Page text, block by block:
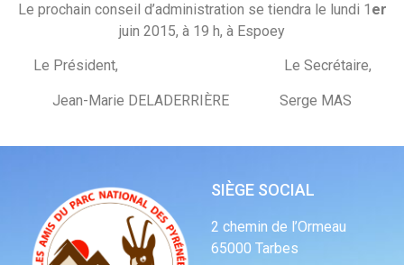
Le prochain conseil d’administration se tiendra le lundi 1 er
juin 2015, à 19 h, à Espoey
Le Président, Le Secrétaire,
Jean-Marie DELADERRIÈRE Serge MAS
SIÈGE SOCIAL
2 chemin de l’Ormeau
65000 Tarbes